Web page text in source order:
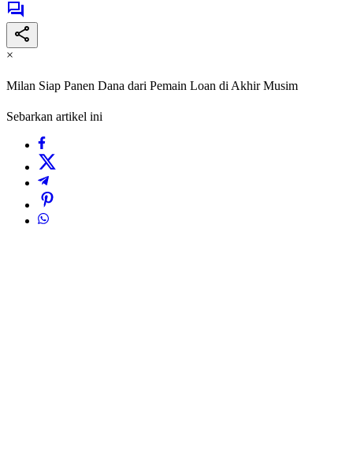
×
Milan Siap Panen Dana dari Pemain Loan di Akhir Musim
Sebarkan artikel ini